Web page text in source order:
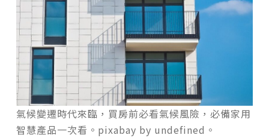
氣候變遷時代來臨，買房前必看氣候風險，必備家用
智慧產品一次看。pixabay by undefined。